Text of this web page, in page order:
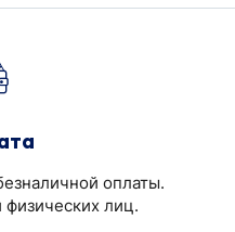
оплаты.
лиц.